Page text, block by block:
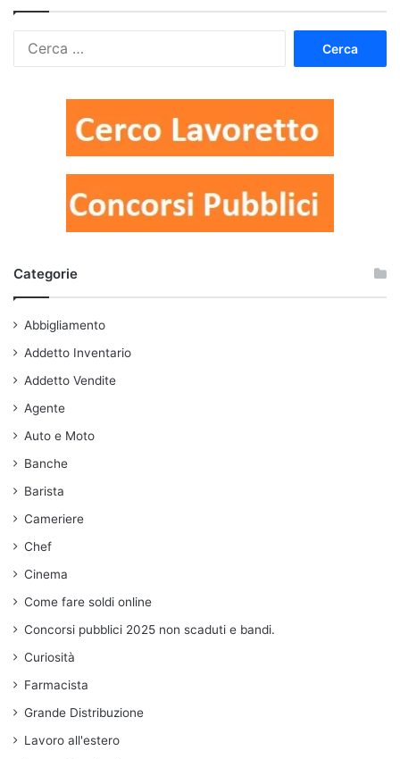
Categorie
Abbigliamento
Addetto Inventario
Addetto Vendite
Agente
Auto e Moto
Banche
Barista
Cameriere
Chef
Cinema
Come fare soldi online
Concorsi pubblici 2025 non scaduti e bandi.
Curiosità
Farmacista
Grande Distribuzione
Lavoro all'estero